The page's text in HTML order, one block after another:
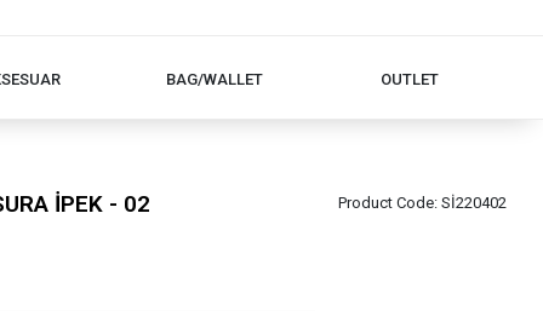
BAG/WALLET OUTLET
İPEK - 02 Product Code: Sİ220402